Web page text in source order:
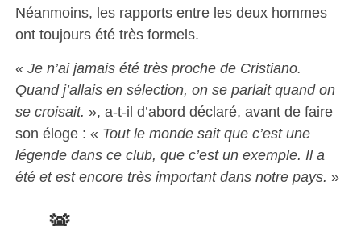
Néanmoins, les rapports entre les deux hommes
ont toujours été très formels.
« Je n’ai jamais été très proche de Cristiano.
Quand j’allais en sélection, on se parlait quand on
se croisait. », a-t-il d’abord déclaré, avant de faire
son éloge : « Tout le monde sait que c’est une
légende dans ce club, que c’est un exemple. Il a
été et est encore très important dans notre pays. »